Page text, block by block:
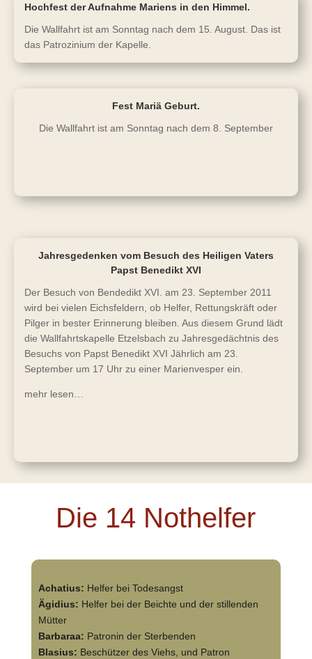
Hochfest der Aufnahme Mariens in den Himmel.
Die Wallfahrt ist am Sonntag nach dem 15. August. Das ist
das Patrozinium der Kapelle.
Fest Mariä Geburt.
Die Wallfahrt ist am Sonntag nach dem 8. September
Jahresgedenken vom Besuch des Heiligen Vaters
Papst Benedikt XVI
Der Besuch von Bendedikt XVI. am 23. September 2011
wird bei vielen Eichsfeldern, ob Helfer, Rettungskräft oder
Pilger in bester Erinnerung bleiben. Aus diesem Grund lädt
die Wallfahrtskapelle Etzelsbach zu Jahresgedächtnis des
Besuchs von Papst Benedikt XVI Jährlich am 23.
September um 17 Uhr zu einer Marienvesper ein.
mehr lesen…
Die 14 Nothelfer
Achatius: Helfer bei Todesangst
Ägidius: Helfer bei der Beichte und der stillenden
Mütter
Barbaraa: Patronin der Sterbenden
Blasius: Beschützer des Viehs, und Patron